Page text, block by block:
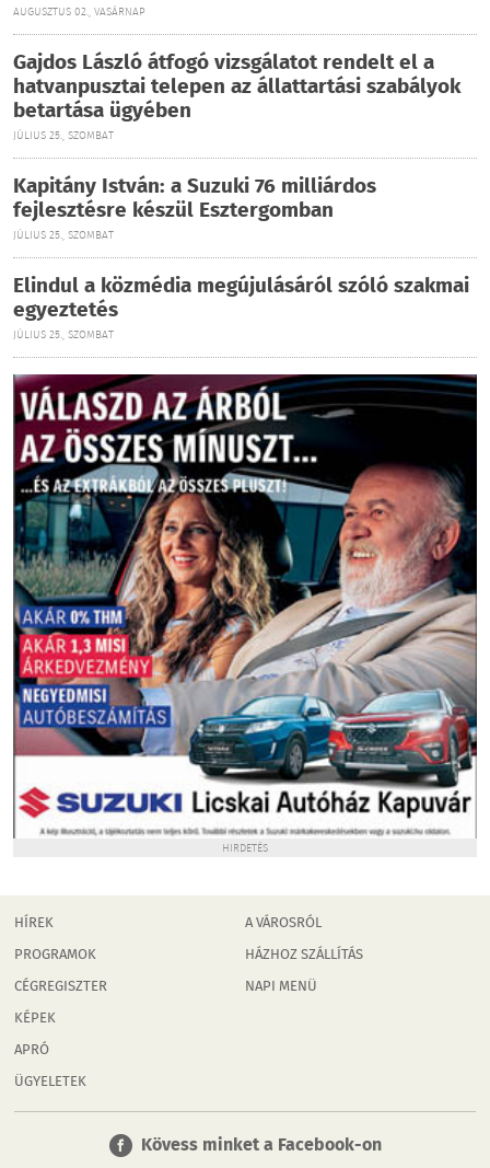
AUGUSZTUS 02., VASÁRNAP
Gajdos László átfogó vizsgálatot rendelt el a
hatvanpusztai telepen az állattartási szabályok
betartása ügyében
JÚLIUS 25., SZOMBAT
Kapitány István: a Suzuki 76 milliárdos
fejlesztésre készül Esztergomban
JÚLIUS 25., SZOMBAT
Elindul a közmédia megújulásáról szóló szakmai
egyeztetés
JÚLIUS 25., SZOMBAT
HIRDETÉS
HÍREK
PROGRAMOK
CÉGREGISZTER
KÉPEK
APRÓ
ÜGYELETEK
A VÁROSRÓL
HÁZHOZ SZÁLLÍTÁS
NAPI MENÜ
Kövess minket a Facebook-on